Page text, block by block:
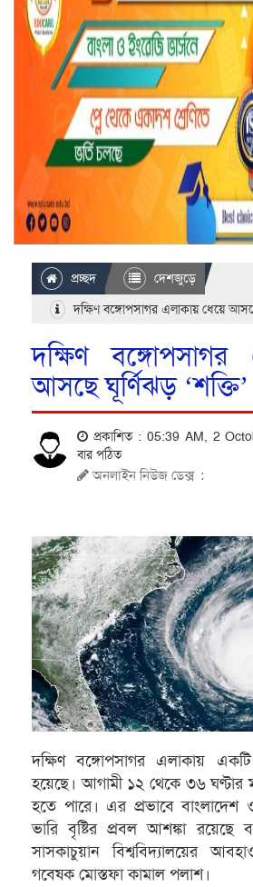
প্রচ্ছদ
দেশজুড়ে
দক্ষিণ বঙ্গোপসাগর এলাকায় ধেয়ে
দক্ষিণ
আসছে ঘূর্ণিঝড় ‘শক্তি’
প্রকাশিত : 05:39 AM, 2
বার পঠিত
অনলাইন নিউজ ডেক্স :
দক্ষিণ বঙ্গোপসাগর এলাকায় একটি
হয়েছে। আগামী ১২ থেকে ৩৬ ঘণ্টার
হতে পারে। এর প্রভাবে বাংলাদেশ
ভারি বৃষ্টির প্রবল আশঙ্কা রয়েছে
সাসকাচুয়ান বিশ্ববিদ্যালয়ের
গবেষক মোস্তফা কামাল পলাশ।